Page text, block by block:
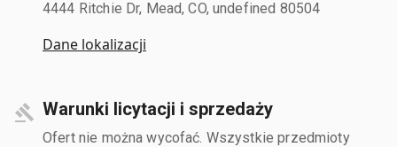
4444 Ritchie Dr, Mead, CO, undefined 80504
Dane lokalizacji
Warunki licytacji i sprzedaży
Ofert nie można wycofać. Wszystkie przedmioty